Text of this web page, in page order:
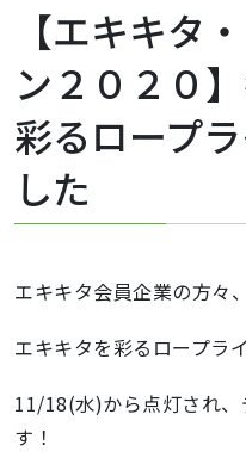
【エキキタ
ン２０２０
彩るロープ
した
エキキタ会員企業の方々
エキキタを彩るロープラ
11/18(水)から点灯され
す！